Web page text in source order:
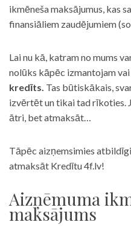
ikmēneša maksājumus, kas
finansiāliem zaudējumiem
Lai nu kā, katram no mums
nolūks kāpēc izmantojam vai
kredīts. Tas būtiskākais,
izvērtēt un tikai tad rīkoties.
ātri, bet atmaksāt…
Tāpēc aizņemsimies
atmaksāt Kredītu 4f.lv!
Aizņēmuma
maksājums